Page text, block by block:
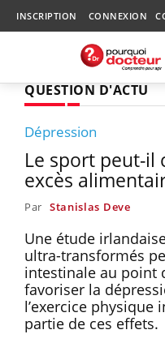
INSCRIPTION CONNEXION
QUESTION D'ACTU
Dépression
Le sport peut-il
excès
Par Stanislas Deve
Une étude
ultra-transformés
intestinale au point
favoriser la
l’exercice physique
partie de ces effets.